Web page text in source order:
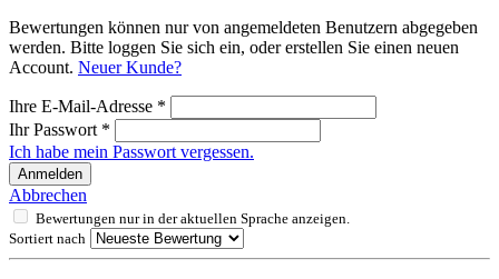
Bewertungen können nur von angemeldeten Benutzern abgegeben
werden. Bitte loggen Sie sich ein, oder erstellen Sie einen neuen
Account. Neuer Kunde?
Ihre E-Mail-Adresse *
Ihr Passwort *
Ich habe mein Passwort vergessen.
Anmelden
Abbrechen
Bewertungen nur in der aktuellen Sprache anzeigen.
Sortiert nach